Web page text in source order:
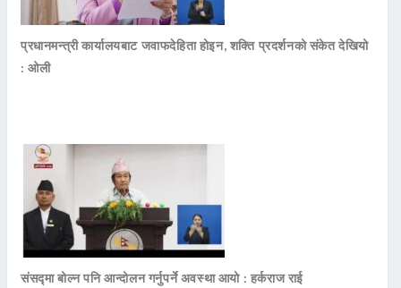
प्रधानमन्त्री कार्यालयबाट जवाफदेहिता होइन, शक्ति प्रदर्शनको संकेत देखियो
: ओली
संसद्मा बोल्न पनि आन्दोलन गर्नुपर्ने अवस्था आयो : हर्कराज राई